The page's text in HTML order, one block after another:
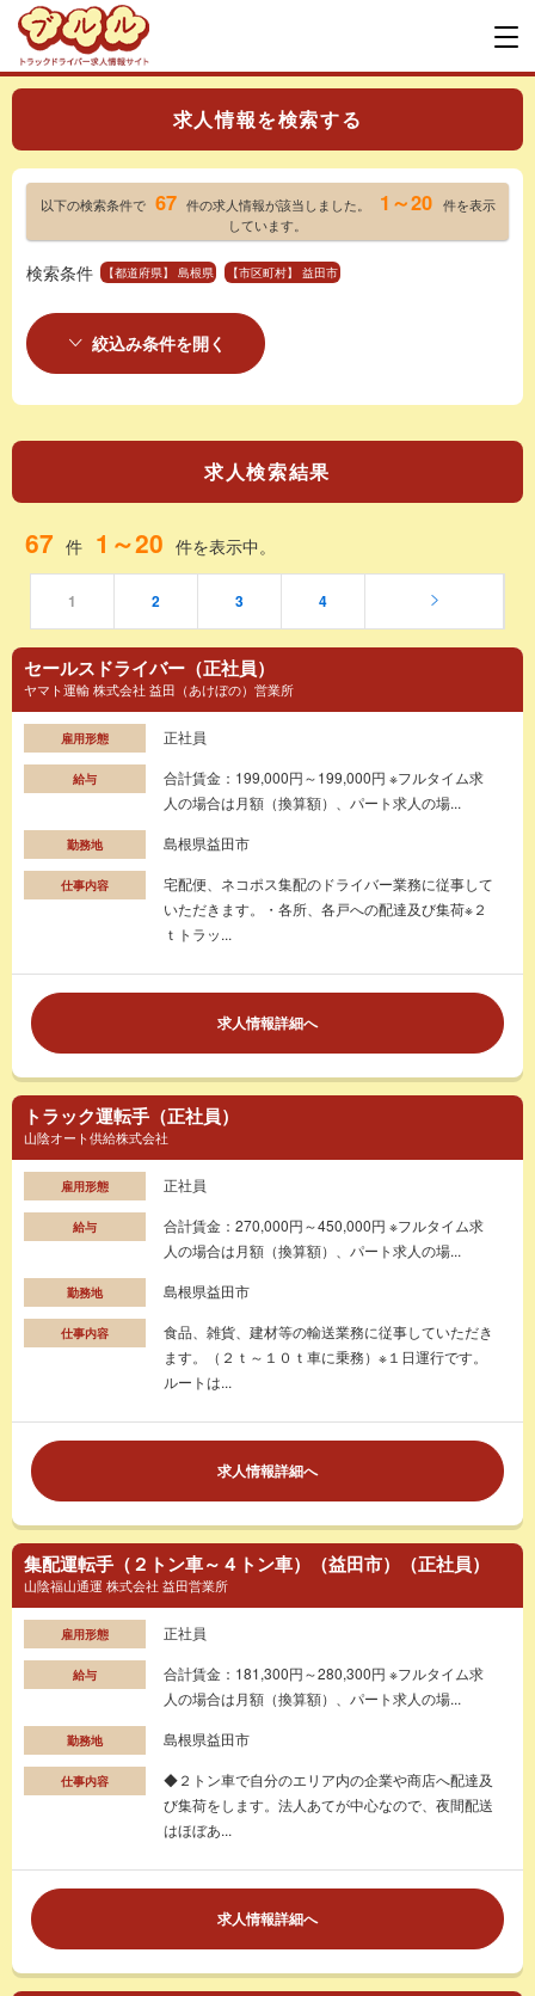
求人情報を検索する
以下の検索条件で 67 件の求人情報が該当しました。 1～20 件を表示
しています。
検索条件 【都道府県】 島根県 【市区町村】 益田市
絞込み条件を開く
求人検索結果
67 件 1～20 件を表示中。
1 2 3 4
セールスドライバー（正社員）
ヤマト運輸 株式会社 益田（あけぼの）営業所
雇用形態 正社員
給与
合計賃金：199,000円～199,000円 ※フルタイム求
人の場合は月額（換算額）、パート求人の場...
勤務地 島根県益田市
仕事内容
宅配便、ネコポス集配のドライバー業務に従事して
いただきます。・各所、各戸への配達及び集荷※２
ｔトラッ...
求人情報詳細へ
トラック運転手（正社員）
山陰オート供給株式会社
雇用形態 正社員
給与
合計賃金：270,000円～450,000円 ※フルタイム求
人の場合は月額（換算額）、パート求人の場...
勤務地 島根県益田市
仕事内容
食品、雑貨、建材等の輸送業務に従事していただき
ます。（２ｔ～１０ｔ車に乗務）※１日運行です。
ルートは...
求人情報詳細へ
集配運転手（２トン車～４トン車）（益田市）（正社員）
山陰福山通運 株式会社 益田営業所
雇用形態 正社員
給与
合計賃金：181,300円～280,300円 ※フルタイム求
人の場合は月額（換算額）、パート求人の場...
勤務地 島根県益田市
仕事内容
◆２トン車で自分のエリア内の企業や商店へ配達及
び集荷をします。法人あてが中心なので、夜間配送
はほぼあ...
求人情報詳細へ